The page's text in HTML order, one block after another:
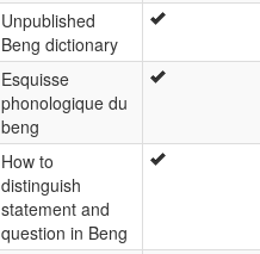
Unpublished
Beng dictionary
Esquisse
phonologique du
beng
How to
distinguish
statement and
question in Beng